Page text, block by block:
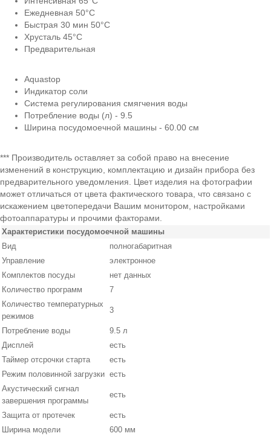
Ежедневная 50°С
Быстрая 30 мин 50°С
Хрусталь 45°С
Предварительная
Aquastop
Индикатор соли
Система регулирования смягчения воды
Потребление воды (л) - 9.5
Ширина посудомоечной машины - 60.00 см
*** Производитель оставляет за собой право на внесение
изменений в конструкцию, комплектацию и дизайн прибора без
предварительного уведомления. Цвет изделия на фотографии
может отличаться от цвета фактического товара, что связано с
искажением цветопередачи Вашим монитором, настройками
фотоаппаратуры и прочими факторами.
Характеристики посудомоечной машины
Вид
полногабаритная
Управление
электронное
Комплектов посуды
нет данных
Количество программ
7
Количество температурных
режимов
3
Потребление воды
9.5 л
Дисплей
есть
Таймер отсрочки старта
есть
Режим половинной загрузки есть
Акустический сигнал
завершения программы
есть
Защита от протечек
есть
Ширина модели
600 мм